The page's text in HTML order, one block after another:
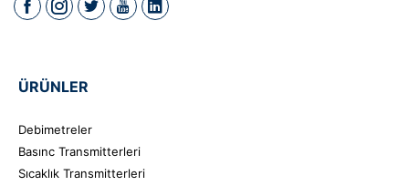
ÜRÜNLER
Debimetreler
Basınc Transmitterleri
Sıcaklık Transmitterleri